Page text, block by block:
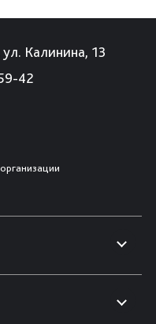
Калинина, 13
42